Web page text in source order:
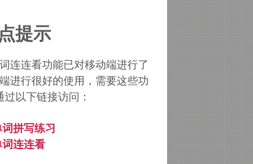
→土地的
（农学）
提示
连连看功能已对移动端进行了
进行很好的使用，需要这些功
以下链接访问：
拼写练习
连连看